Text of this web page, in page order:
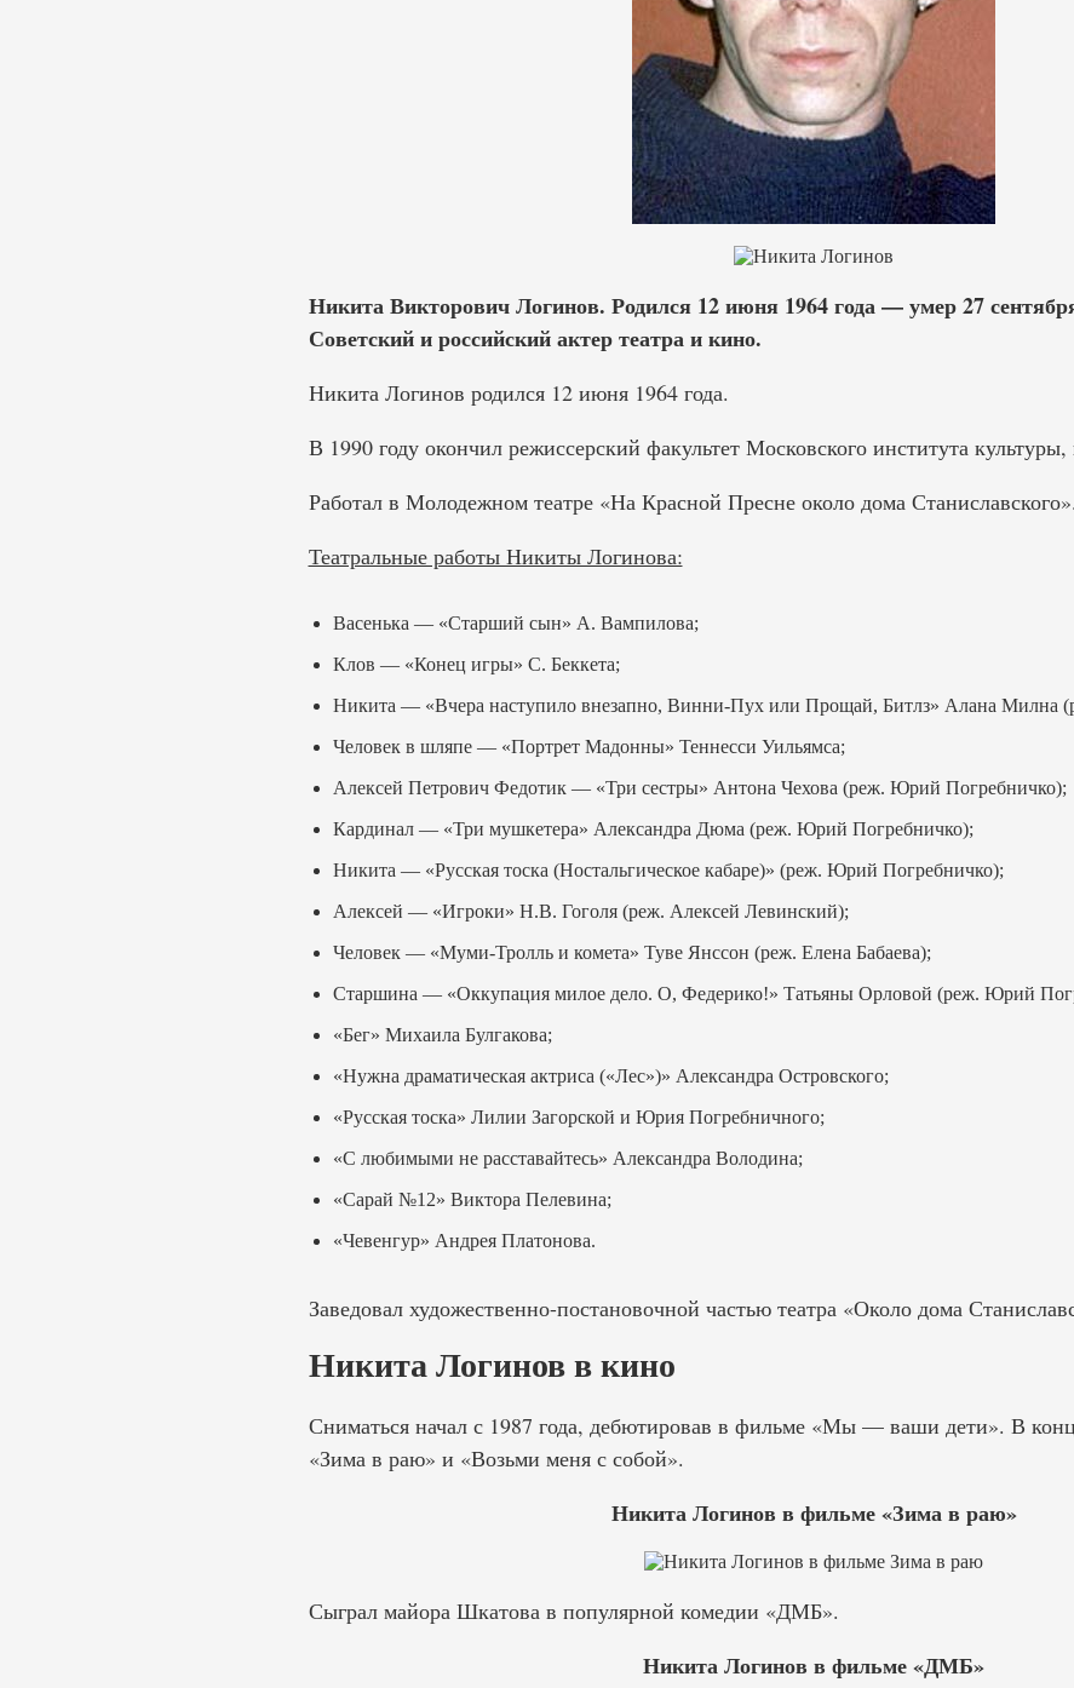
Никита Викторович Логинов. Родился 12 июня 1964 года — умер 27
Советский и российский актер театра и кино.
Никита Логинов родился 12 июня 1964 года.
В 1990 году окончил режиссерский факультет Московского института
Работал в Молодежном театре «На Красной Пресне около дома Станиславского».
Театральные работы Никиты Логинова:
Васенька — «Старший сын» А. Вампилова;
Клов — «Конец игры» С. Беккета;
Никита — «Вчера наступило внезапно, Винни-Пух или Прощай, Битлз» Алана Милна
Человек в шляпе — «Портрет Мадонны» Теннесси Уильямса;
Алексей Петрович Федотик — «Три сестры» Антона Чехова (реж. Юрий Погребничко);
Кардинал — «Три мушкетера» Александра Дюма (реж. Юрий Погребничко);
Никита — «Русская тоска (Ностальгическое кабаре)» (реж. Юрий Погребничко);
Алексей — «Игроки» Н.В. Гоголя (реж. Алексей Левинский);
Человек — «Муми-Тролль и комета» Туве Янссон (реж. Елена Бабаева);
Старшина — «Оккупация милое дело. О, Федерико!» Татьяны Орловой (реж. Юрий
«Бег» Михаила Булгакова;
«Нужна драматическая актриса («Лес»)» Александра Островского;
«Русская тоска» Лилии Загорской и Юрия Погребничного;
«С любимыми не расставайтесь» Александра Володина;
«Сарай №12» Виктора Пелевина;
«Чевенгур» Андрея Платонова.
Заведовал художественно-постановочной частью театра «Около дома
Никита Логинов в кино
Сниматься начал с 1987 года, дебютировав в фильме «Мы — ваши дети». В
«Зима в раю» и «Возьми меня с собой».
Никита Логинов в фильме «Зима в раю»
Сыграл майора Шкатова в популярной комедии «ДМБ».
Никита Логинов в фильме «ДМБ»